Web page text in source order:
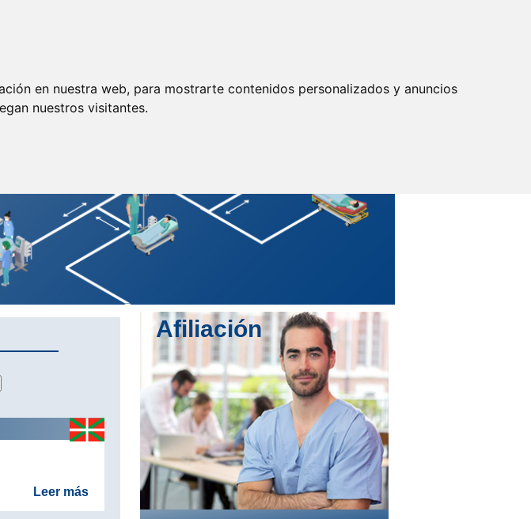
en nuestra web, para mostrarte contenidos personalizados y anuncios
nuestros visitantes.
Leer más
Afiliación